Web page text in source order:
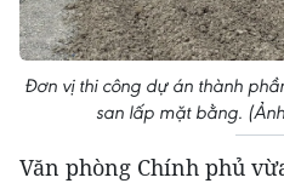
Đơn vị thi công dự án thành
san lấp mặt bằng.
Văn phòng Chính phủ